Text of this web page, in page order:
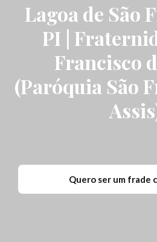
Lagoa de São
PI |
Francisco
(Paróquia São
Quero ser um frade